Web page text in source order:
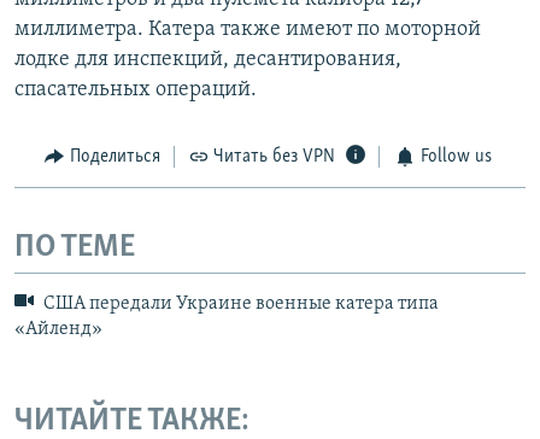
миллиметра. Катера также имеют по моторной
лодке для инспекций, десантирования,
спасательных операций.
Поделиться Читать без VPN Follow us
ПО ТЕМЕ
США передали Украине военные катера типа
«Айленд»
ЧИТАЙТЕ ТАКЖЕ: